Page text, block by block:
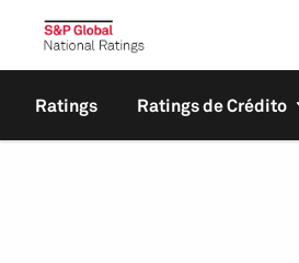
Ratings Ratings de Crédito